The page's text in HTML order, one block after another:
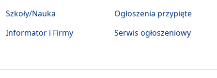
Szkoły/Nauka
Informator i Firmy
Ogłoszenia przypięte
Serwis ogłoszeniowy